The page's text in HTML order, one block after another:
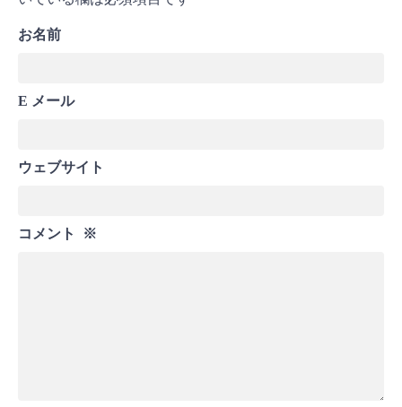
お名前
E メール
ウェブサイト
コメント ※